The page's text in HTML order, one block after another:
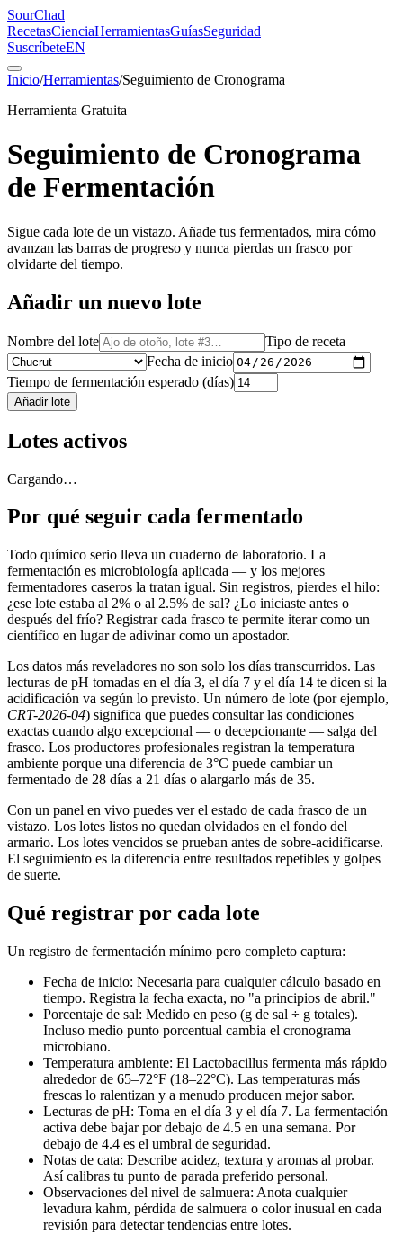
SourChad
RecetasCienciaHerramientasGuíasSeguridad
SuscríbeteEN
Inicio/Herramientas/Seguimiento de Cronograma
Herramienta Gratuita
Seguimiento de Cronograma
de Fermentación
Sigue cada lote de un vistazo. Añade tus fermentados, mira cómo
avanzan las barras de progreso y nunca pierdas un frasco por
olvidarte del tiempo.
Añadir un nuevo lote
Nombre del lote
Tipo de receta
Fecha de inicio
Tiempo de fermentación esperado (días)
Añadir lote
Lotes activos
Cargando…
Por qué seguir cada fermentado
Todo químico serio lleva un cuaderno de laboratorio. La
fermentación es microbiología aplicada — y los mejores
fermentadores caseros la tratan igual. Sin registros, pierdes el hilo:
¿ese lote estaba al 2% o al 2.5% de sal? ¿Lo iniciaste antes o
después del frío? Registrar cada frasco te permite iterar como un
científico en lugar de adivinar como un apostador.
Los datos más reveladores no son solo los días transcurridos. Las
lecturas de pH tomadas en el día 3, el día 7 y el día 14 te dicen si la
acidificación va según lo previsto. Un número de lote (por ejemplo,
CRT-2026-04) significa que puedes consultar las condiciones
exactas cuando algo excepcional — o decepcionante — salga del
frasco. Los productores profesionales registran la temperatura
ambiente porque una diferencia de 3°C puede cambiar un
fermentado de 28 días a 21 días o alargarlo más de 35.
Con un panel en vivo puedes ver el estado de cada frasco de un
vistazo. Los lotes listos no quedan olvidados en el fondo del
armario. Los lotes vencidos se prueban antes de sobre-acidificarse.
El seguimiento es la diferencia entre resultados repetibles y golpes
de suerte.
Qué registrar por cada lote
Un registro de fermentación mínimo pero completo captura:
Fecha de inicio: Necesaria para cualquier cálculo basado en
tiempo. Registra la fecha exacta, no "a principios de abril."
Porcentaje de sal: Medido en peso (g de sal ÷ g totales).
Incluso medio punto porcentual cambia el cronograma
microbiano.
Temperatura ambiente: El Lactobacillus fermenta más rápido
alrededor de 65–72°F (18–22°C). Las temperaturas más
frescas lo ralentizan y a menudo producen mejor sabor.
Lecturas de pH: Toma en el día 3 y el día 7. La fermentación
activa debe bajar por debajo de 4.5 en una semana. Por
debajo de 4.4 es el umbral de seguridad.
Notas de cata: Describe acidez, textura y aromas al probar.
Así calibras tu punto de parada preferido personal.
Observaciones del nivel de salmuera: Anota cualquier
levadura kahm, pérdida de salmuera o color inusual en cada
revisión para detectar tendencias entre lotes.